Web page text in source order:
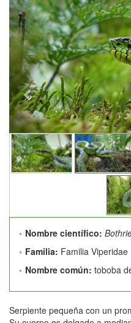
Nombre científico:
Familia: Familia Viperidae
Nombre común: toboba
Serpiente pequeña con un